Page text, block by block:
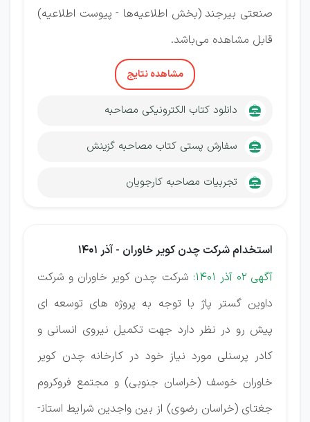
صنعتی بیرجند (بخش اطلاعیه­‌ها - پیوست اطلاعیه)
قابل مشاهده می‌­باشد.
مشاهده نتایج
دانلود کتاب الکترونیکی مصاحبه
سفارش پستی کتاب مصاحبه گزینش
تجربیات مصاحبه کارجویان
استخدام شرکت چدن کویر خاوران - آذر 1401
آگهی 02 آذر 1401:
شرکت چدن کویر خاوران و شرکت
داوین گستر پاژ با توجه به پروژه­ های توسعه ­ای
پیش رو در نظر دارد جهت تکمیل نیروی انسانی و
کادر پرسنلی مورد نیاز خود در کارخانه چدن کویر
خاوران خوسف (خراسان جنوبی) و مجتمع فروکروم
جغتای (خراسان رضوی) از بین واجدین شرایط استان­